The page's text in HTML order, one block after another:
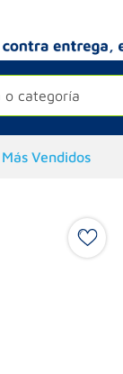
o categoría
Más Vendidos